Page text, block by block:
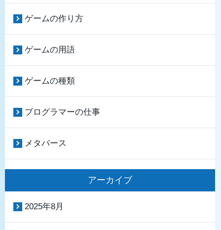
ゲームの作り方
ゲームの用語
ゲームの種類
プログラマーの仕事
メタバース
アーカイブ
2025年8月